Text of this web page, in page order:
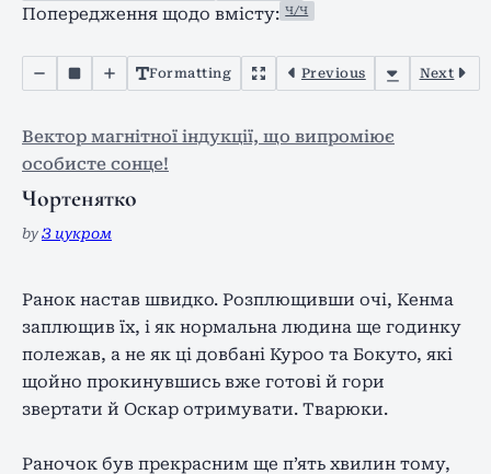
Попередження щодо вмісту: Ч/Ч
Formatting Previous Next
Вектор магнітної індукції, що випроміює
особисте сонце!
Чортенятко
by З цукром
Ранок настав швидко. Розплющивши очі, Кенма
заплющив їх, і як нормальна людина ще годинку
полежав, а не як ці довбані Куроо та Бокуто, які
щойно прокинувшись вже готові й гори
звертати й Оскар отримувати. Тварюки.
Раночок був прекрасним ще п’ять хвилин тому,